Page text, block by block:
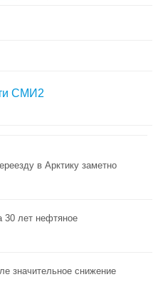
СМИ2
в Арктику заметно
30 лет нефтяное
значительное снижение